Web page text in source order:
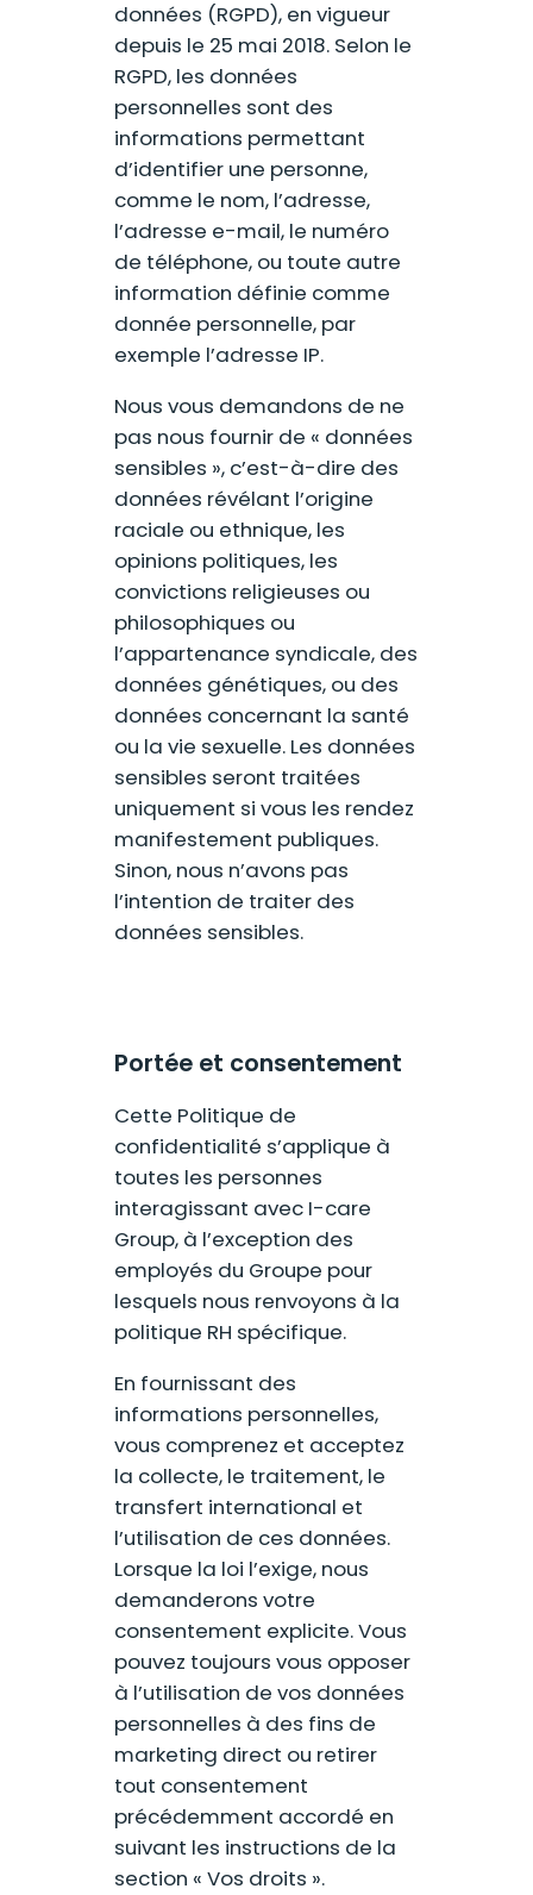
données (RGPD), en vigueur
depuis le 25 mai 2018. Selon le
RGPD, les données
personnelles sont des
informations permettant
d’identifier une personne,
comme le nom, l’adresse,
l’adresse e-mail, le numéro
de téléphone, ou toute autre
information définie comme
donnée personnelle, par
exemple l’adresse IP.
Nous vous demandons de ne
pas nous fournir de « données
sensibles », c’est-à-dire des
données révélant l’origine
raciale ou ethnique, les
opinions politiques, les
convictions religieuses ou
philosophiques ou
l’appartenance syndicale, des
données génétiques, ou des
données concernant la santé
ou la vie sexuelle. Les données
sensibles seront traitées
uniquement si vous les rendez
manifestement publiques.
Sinon, nous n’avons pas
l’intention de traiter des
données sensibles.
Portée et consentement
Cette Politique de
confidentialité s’applique à
toutes les personnes
interagissant avec I-care
Group, à l’exception des
employés du Groupe pour
lesquels nous renvoyons à la
politique RH spécifique.
En fournissant des
informations personnelles,
vous comprenez et acceptez
la collecte, le traitement, le
transfert international et
l’utilisation de ces données.
Lorsque la loi l’exige, nous
demanderons votre
consentement explicite. Vous
pouvez toujours vous opposer
à l’utilisation de vos données
personnelles à des fins de
marketing direct ou retirer
tout consentement
précédemment accordé en
suivant les instructions de la
section « Vos droits ».